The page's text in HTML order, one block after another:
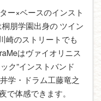
ー×ベースのインスト
朋学園出身の ツイン
崎のストリートでも
はヴァイオリニス
ク”インストバンド
学・ドラム工藤竜之
で体感できます。